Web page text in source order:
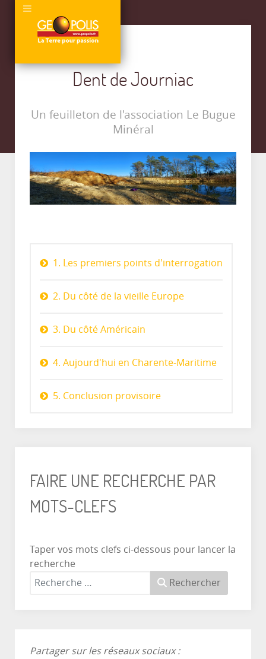
Dent de Journiac
Un feuilleton de l'association Le Bugue
Minéral
1. Les premiers points d'interrogation
2. Du côté de la vieille Europe
3. Du côté Américain
4. Aujourd'hui en Charente-Maritime
5. Conclusion provisoire
FAIRE UNE RECHERCHE PAR
MOTS-CLEFS
Taper vos mots clefs ci-dessous pour lancer la
recherche
Rechercher
Partager sur les réseaux sociaux :